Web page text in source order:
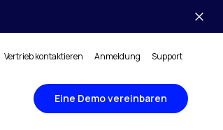
Vertrieb kontaktieren Anmeldung Support
Eine Demo vereinbaren